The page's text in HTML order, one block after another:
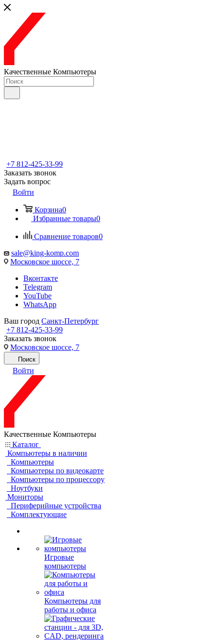
Качественные Компьютеры
+7 812-425-33-99
Заказать звонок
Задать вопрос
Войти
Корзина0
Избранные товары0
Сравнение товаров0
sale@king-komp.com
Московское шоссе, 7
Вконтакте
Telegram
YouTube
WhatsApp
Ваш город Санкт-Петербург
+7 812-425-33-99
Заказать звонок
Московское шоссе, 7
Поиск
Войти
Качественные Компьютеры
Каталог
Компьютеры в наличии
Компьютеры
Компьютеры по видеокарте
Компьютеры по процессору
Ноутбуки
Мониторы
Периферийные устройства
Комплектующие
Игровые
компьютеры
Компьютеры для
работы и офиса